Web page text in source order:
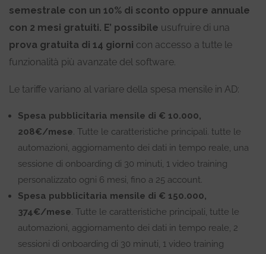
semestrale con un 10% di sconto oppure annuale
con 2 mesi gratuiti. E’ possibile usufruire di una
prova gratuita di 14 giorni con accesso a tutte le
funzionalità più avanzate del software.
Le tariffe variano al variare della spesa mensile in AD:
Spesa pubblicitaria mensile di € 10.000,
208€/mese. Tutte le caratteristiche principali. tutte le
automazioni, aggiornamento dei dati in tempo reale, una
sessione di onboarding di 30 minuti, 1 video training
personalizzato ogni 6 mesi, fino a 25 account.
Spesa pubblicitaria mensile di € 150.000,
374€/mese. Tutte le caratteristiche principali, tutte le
automazioni, aggiornamento dei dati in tempo reale, 2
sessioni di onboarding di 30 minuti, 1 video training